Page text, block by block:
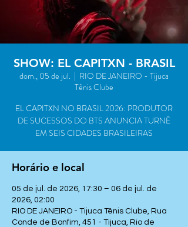
SHOW: EL CAPITXN - BRASIL
dom., 05 de jul.
  |
RIO DE JANEIRO - Tijuca
Tênis Clube
EL CAPITXN NO BRASIL 2026: PRODUTOR
DE SUCESSOS DO BTS ANUNCIA TURNÊ
EM SEIS CIDADES BRASILEIRAS
Horário e local
05 de jul. de 2026, 17:30 – 06 de jul. de
2026, 02:00
RIO DE JANEIRO - Tijuca Tênis Clube, Rua
Conde de Bonfim, 451 - Tijuca, Rio de